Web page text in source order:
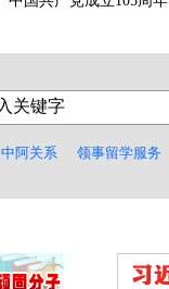
中阿关系 领事留学服务